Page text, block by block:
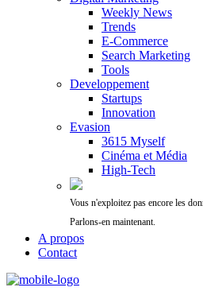
Weekly News
Trends
E-Commerce
Search Marketing
Tools
Developpement
Startups
Innovation
Evasion
3615 Myself
Cinéma et Média
High-Tech
Vous n'exploitez pas encore les
Parlons-en maintenant.
A propos
Contact